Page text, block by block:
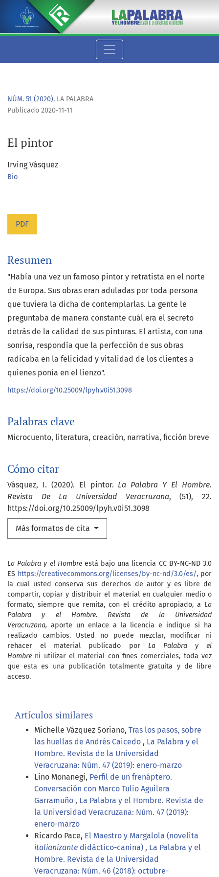
El pintor
NÚM. 51 (2020), LA PALABRA
El pintor
Publicado 2020-11-11
Irving Vásquez
Bio
PDF
Palabras clave
Microcuento literatura creación narrativa ficción breve
Cómo citar
Vásquez, I. (2020). El pintor. La Palabra Y El Hombre.
Revista De La Universidad Veracruzana, (51), 22.
https://doi.org/10.25009/lpyh.v0i51.3098
Más formatos de cita
Resumen
"Había una vez un famoso pintor y retratista en el norte
de Europa. Sus obras eran aduladas por toda persona
que tuviera la dicha de contemplarlas. La gente le
preguntaba de manera constante cuál era el secreto
detrás de la calidad de sus pinturas. El artista, con una
sonrisa, respondía que la perfección de sus obras
radicaba en la felicidad y vitalidad de los clientes a
quienes ponía en el lienzo".
https://doi.org/10.25009/lpyh.v0i51.3098
La Palabra y el Hombreestá bajo una licencia CC BY-NC-ND 3.0
ES https://creativecommons.org/licenses/by-nc-nd/3.0/es/, por
la cual usted conserva sus derechos de autor y es libre de
compartir, copiar y distribuir el material en cualquier medio o
formato, siempre que remita, con el crédito apropiado, a La
Palabra y el Hombre. Revista de la Universidad
Veracruzana, aporte un enlace a la licencia e indique si ha
realizado cambios. Usted no puede mezclar, modificar ni
rehacer el material publicado por La Palabra y el
Hombre ni utilizar el material con fines comerciales, toda vez
que esta es una publicación totalmente gratuita y de libre
acceso.
Artículos similares
Michelle Vázquez Soriano, Tras los pasos, sobre
las huellas de Andrés Caicedo , La Palabra y el
Hombre. Revista de la Universidad
Veracruzana: Núm. 47 (2019): enero-marzo
Lino Monanegi, Perfil de un frenáptero.
Conversación con Marco Tulio Aguilera
Garramuño , La Palabra y el Hombre. Revista de
la Universidad Veracruzana: Núm. 47 (2019):
enero-marzo
Ricardo Pace, El Maestro y Margalola (novelita
italianizante didáctico-canina) , La Palabra y el
Hombre. Revista de la Universidad
Veracruzana: Núm. 46 (2018): octubre-